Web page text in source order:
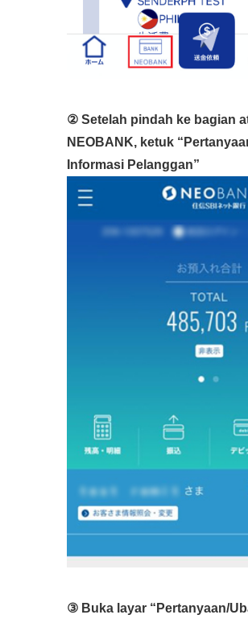
② Setelah pindah ke bagian
NEOBANK, ketuk
Informasi Pelanggan”
③ Buka layar “Pertanyaan/